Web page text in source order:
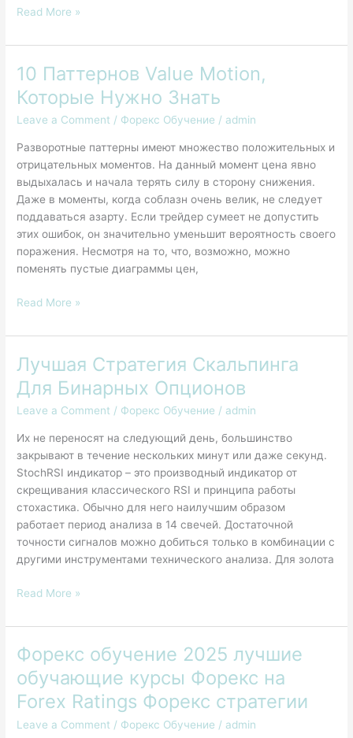
году
Read More »
10 Паттернов Value Motion,
Которые Нужно Знать
Leave a Comment / Форекс Обучение / admin
Разворотные паттерны имеют множество положительных и
отрицательных моментов. На данный момент цена явно
выдыхалась и начала терять силу в сторону снижения.
Даже в моменты, когда соблазн очень велик, не следует
поддаваться азарту. Если трейдер сумеет не допустить
этих ошибок, он значительно уменьшит вероятность своего
поражения. Несмотря на то, что, возможно, можно
поменять пустые диаграммы цен,
10
Value
Motion,
Нужно
Знать
Read More »
Лучшая Стратегия Скальпинга
Для Бинарных Опционов
Leave a Comment / Форекс Обучение / admin
Их не переносят на следующий день, большинство
закрывают в течение нескольких минут или даже секунд.
StochRSI индикатор – это производный индикатор от
скрещивания классического RSI и принципа работы
стохастика. Обычно для него наилучшим образом
работает период анализа в 14 свечей. Достаточной
точности сигналов можно добиться только в комбинации с
другими инструментами технического анализа. Для золота
Лучшая
Стратегия
Скальпинга
Для
Опционов
Read More »
Форекс обучение 2025 лучшие
обучающие курсы Форекс на
Forex Ratings Форекс стратегии
Leave a Comment / Форекс Обучение / admin
Форекс
обучение
2025
лучшие
обучающие